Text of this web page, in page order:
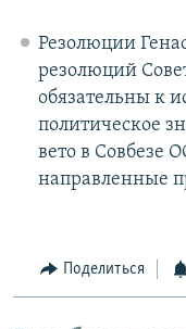
Резолюции
резолюций
обязательны к
политическое
вето в Совбезе
направленные
Поделиться